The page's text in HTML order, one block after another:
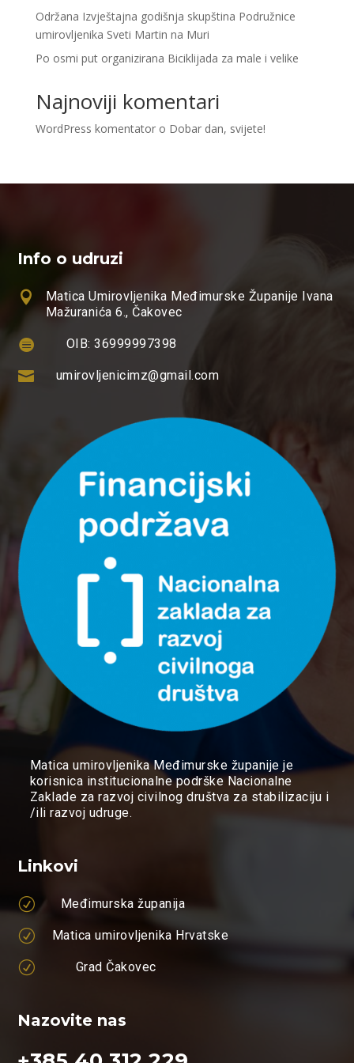
Održana Izvještajna godišnja skupština Podružnice
umirovljenika Sveti Martin na Muri
Po osmi put organizirana Biciklijada za male i velike
Najnoviji komentari
WordPress komentatoro Dobar dan, svijete!
Info o udruzi

Matica Umirovljenika Međimurske Županije Ivana
Mažuranića 6., Čakovec
 OIB: 36999997398
 umirovljenicimz@gmail.com
Matica umirovljenika Međimurske županije je
korisnica institucionalne podrške Nacionalne
Zaklade za razvoj civilnog društva za stabilizaciju i
/ili razvoj udruge.
Linkovi
R Međimurska županija
R Matica umirovljenika Hrvatske
R Grad Čakovec
Nazovite nas